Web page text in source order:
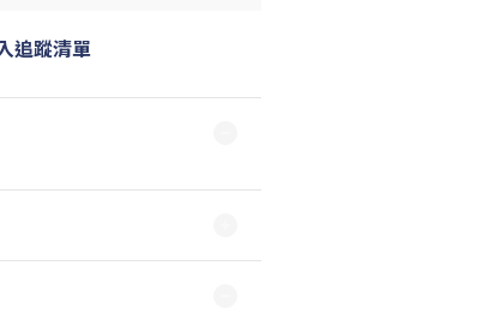
追蹤清單